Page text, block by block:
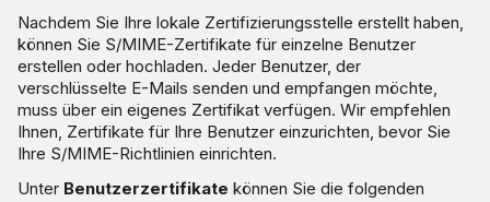
Nachdem Sie Ihre lokale Zertifizierungsstelle erstellt haben,
können Sie S/MIME-Zertifikate für einzelne Benutzer
erstellen oder hochladen. Jeder Benutzer, der
verschlüsselte E-Mails senden und empfangen möchte,
muss über ein eigenes Zertifikat verfügen. Wir empfehlen
Ihnen, Zertifikate für Ihre Benutzer einzurichten, bevor Sie
Ihre S/MIME-Richtlinien einrichten.
Unter Benutzerzertifikate können Sie die folgenden